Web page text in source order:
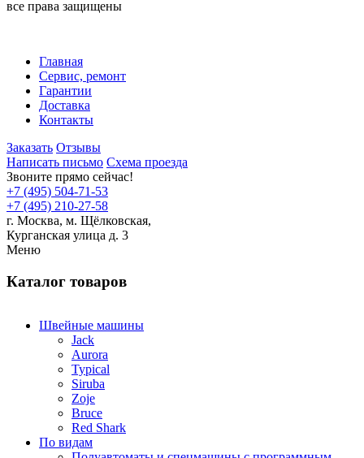
все права защищены
Главная
Сервис, ремонт
Гарантии
Доставка
Контакты
Заказать Отзывы
Написать письмо Схема проезда
Звоните прямо сейчас!
+7 (495) 504-71-53
+7 (495) 210-27-58
г. Москва, м. Щёлковская,
Курганская улица д. 3
Меню
Каталог товаров
Швейные машины
Jack
Aurora
Typical
Siruba
Zoje
Bruce
Red Shark
По видам